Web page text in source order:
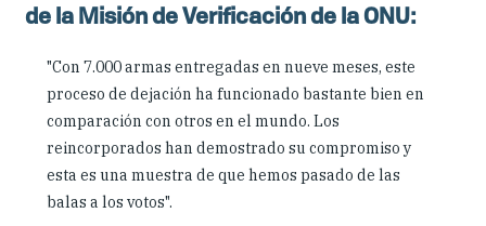
de la Misión de Verificación de la ONU:
"Con 7.000 armas entregadas en nueve meses, este
proceso de dejación ha funcionado bastante bien en
comparación con otros en el mundo. Los
reincorporados han demostrado su compromiso y
esta es una muestra de que hemos pasado de las
balas a los votos".